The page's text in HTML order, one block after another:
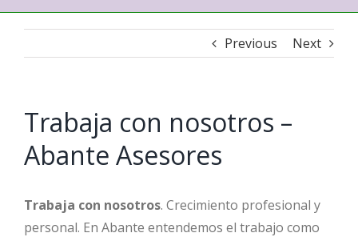
Previous Next
Trabaja con nosotros –
Abante Asesores
Trabaja con nosotros. Crecimiento profesional y
personal. En Abante entendemos el trabajo como